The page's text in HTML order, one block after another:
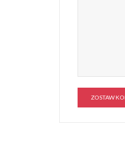
A